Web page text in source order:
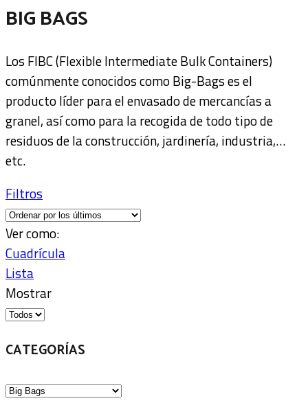
BIG BAGS
Los FIBC (Flexible Intermediate Bulk Containers)
comúnmente conocidos como Big-Bags es el
producto líder para el envasado de mercancías a
granel, así como para la recogida de todo tipo de
residuos de la construcción, jardinería, industria,…
etc.
Filtros
Ver como:
Cuadrícula
Lista
Mostrar
CATEGORÍAS